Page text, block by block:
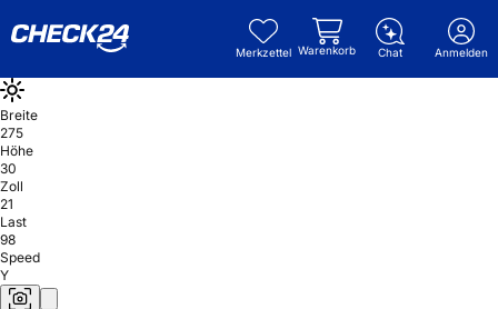
Merkzettel Warenkorb Chat Anmelden
Breite
275
Höhe
30
Zoll
21
Last
98
Speed
Y